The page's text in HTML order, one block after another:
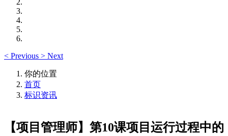
< Previous > Next
你的位置
首页
标识资讯
【项目管理师】第10课项目运行过程中的